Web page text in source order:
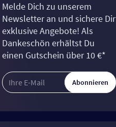
Melde Dich zu unserem
Newsletter an und sichere Dir
exklusive Angebote! Als
Dankeschön erhältst Du
einen Gutschein über 10 €*
Abonnieren